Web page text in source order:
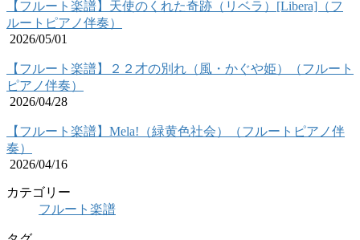
【フルート楽譜】天使のくれた奇跡（リベラ）[Libera]（フ
ルートピアノ伴奏）
2026/05/01
【フルート楽譜】２２才の別れ（風・かぐや姫）（フルート
ピアノ伴奏）
2026/04/28
【フルート楽譜】Mela!（緑黄色社会）（フルートピアノ伴
奏）
2026/04/16
カテゴリー
フルート楽譜